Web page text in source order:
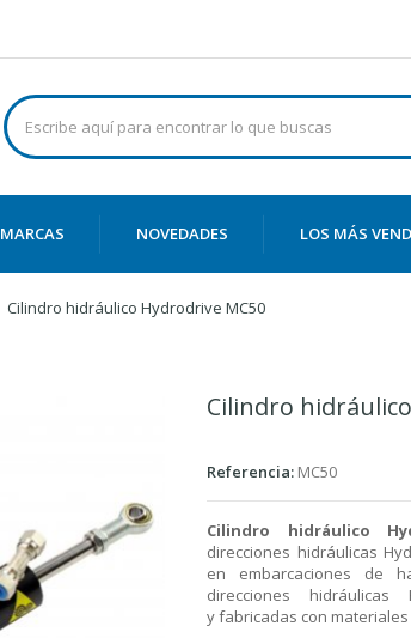
MARCAS NOVEDADES LOS MÁS
Cilindro hidráulico Hydrodrive MC50
Cilindro
Referencia: MC50
Cilindro hidráulico
direcciones hidráulicas
en embarcaciones de
direcciones
y fabricadas con